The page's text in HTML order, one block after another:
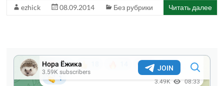
ezhick 08.09.2014 Без рубрики Читать далее